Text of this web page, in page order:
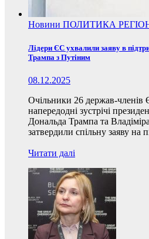
Новини ПОЛИТИКА
Лідери ЄС ухвалили заяву в
Трампа з Путіним
08.12.2025
Очільники 26 держав-членів
напередодні зустрічі
Дональда Трампа та
затвердили спільну заяву на
Читати далі